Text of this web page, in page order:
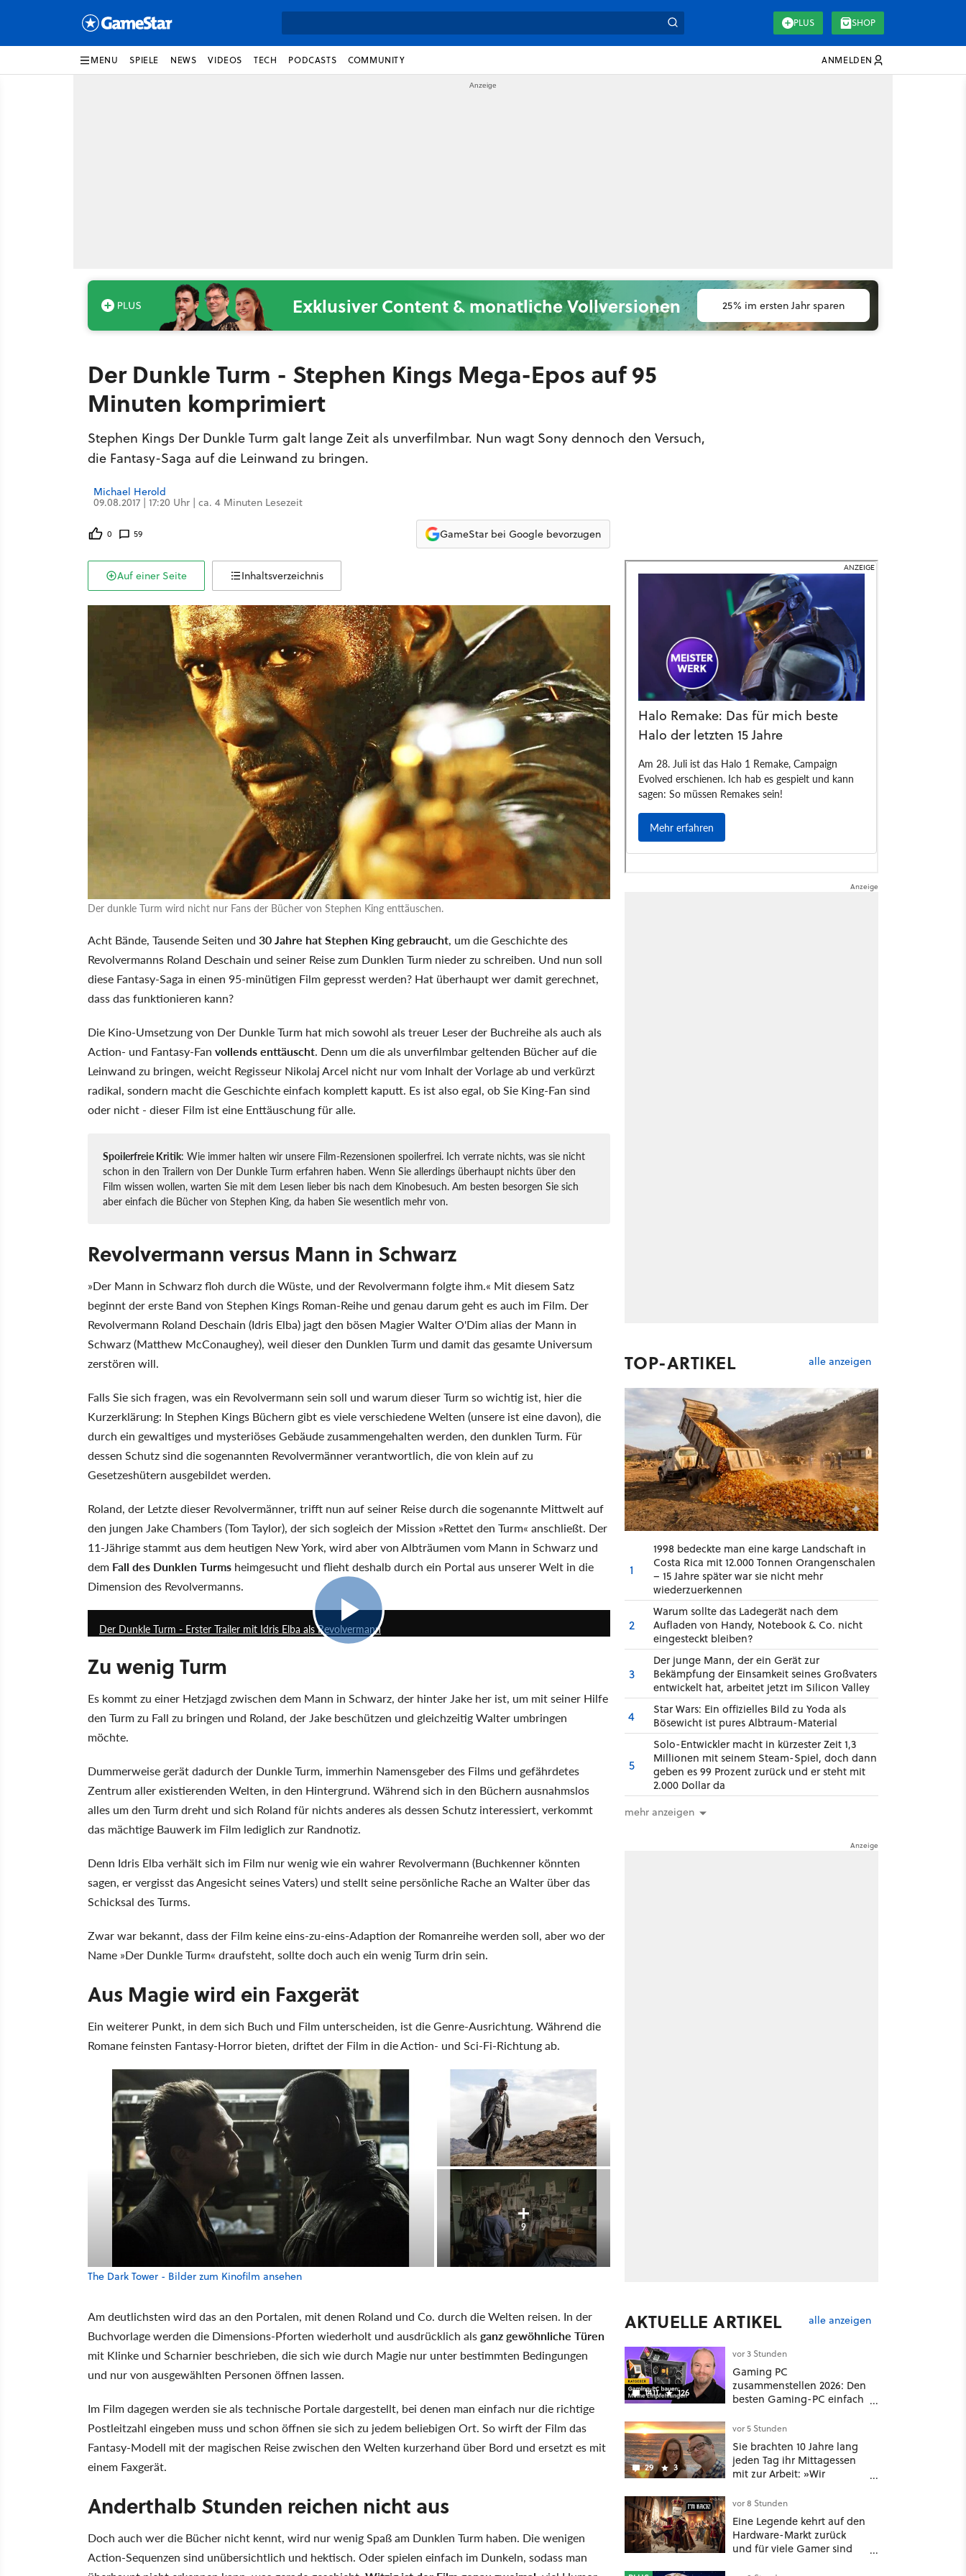
PLUS SHOP
MENU SPIELE NEWS VIDEOS TECH PODCASTS COMMUNITY ANMELDEN
Exklusiver Content & monatliche Vollversionen 25% im ersten Jahr sparen
Der Dunkle Turm - Stephen Kings Mega-Epos auf 95
Minuten komprimiert
Stephen Kings Der Dunkle Turm galt lange Zeit als unverfilmbar. Nun wagt Sony dennoch den Versuch,
die Fantasy-Saga auf die Leinwand zu bringen.
Michael Herold
09.08.2017 | 17:20 Uhr | ca. 4 Minuten Lesezeit
0 59 GameStar bei Google bevorzugen
Auf einer Seite Inhaltsverzeichnis
Der dunkle Turm wird nicht nur Fans der Bücher von Stephen King enttäuschen.
Acht Bände, Tausende Seiten und 30 Jahre hat Stephen King gebraucht, um die Geschichte des
Revolvermanns Roland Deschain und seiner Reise zum Dunklen Turm nieder zu schreiben. Und nun soll
diese Fantasy-Saga in einen 95-minütigen Film gepresst werden? Hat überhaupt wer damit gerechnet,
dass das funktionieren kann?
Die Kino-Umsetzung von Der Dunkle Turm hat mich sowohl als treuer Leser der Buchreihe als auch als
Action- und Fantasy-Fan vollends enttäuscht. Denn um die als unverfilmbar geltenden Bücher auf die
Leinwand zu bringen, weicht Regisseur Nikolaj Arcel nicht nur vom Inhalt der Vorlage ab und verkürzt
radikal, sondern macht die Geschichte einfach komplett kaputt. Es ist also egal, ob Sie King-Fan sind
oder nicht - dieser Film ist eine Enttäuschung für alle.
Spoilerfreie Kritik: Wie immer halten wir unsere Film-Rezensionen spoilerfrei. Ich verrate nichts, was sie nicht
schon in den Trailern von Der Dunkle Turm erfahren haben. Wenn Sie allerdings überhaupt nichts über den
Film wissen wollen, warten Sie mit dem Lesen lieber bis nach dem Kinobesuch. Am besten besorgen Sie sich
aber einfach die Bücher von Stephen King, da haben Sie wesentlich mehr von.
Revolvermann versus Mann in Schwarz
»Der Mann in Schwarz floh durch die Wüste, und der Revolvermann folgte ihm.« Mit diesem Satz
beginnt der erste Band von Stephen Kings Roman-Reihe und genau darum geht es auch im Film. Der
Revolvermann Roland Deschain (Idris Elba) jagt den bösen Magier Walter O'Dim alias der Mann in
Schwarz (Matthew McConaughey), weil dieser den Dunklen Turm und damit das gesamte Universum
zerstören will.
Falls Sie sich fragen, was ein Revolvermann sein soll und warum dieser Turm so wichtig ist, hier die
Kurzerklärung: In Stephen Kings Büchern gibt es viele verschiedene Welten (unsere ist eine davon), die
durch ein gewaltiges und mysteriöses Gebäude zusammengehalten werden, den dunklen Turm. Für
dessen Schutz sind die sogenannten Revolvermänner verantwortlich, die von klein auf zu
Gesetzeshütern ausgebildet werden.
Roland, der Letzte dieser Revolvermänner, trifft nun auf seiner Reise durch die sogenannte Mittwelt auf
den jungen Jake Chambers (Tom Taylor), der sich sogleich der Mission »Rettet den Turm« anschließt. Der
11-Jährige stammt aus dem heutigen New York, wird aber von Albträumen vom Mann in Schwarz und
dem Fall des Dunklen Turms heimgesucht und flieht deshalb durch ein Portal aus unserer Welt in die
Dimension des Revolvermanns.
Der Dunkle Turm - Erster Trailer mit Idris Elba als Revolvermann
Zu wenig Turm
Es kommt zu einer Hetzjagd zwischen dem Mann in Schwarz, der hinter Jake her ist, um mit seiner Hilfe
den Turm zu Fall zu bringen und Roland, der Jake beschützen und gleichzeitig Walter umbringen
möchte.
Dummerweise gerät dadurch der Dunkle Turm, immerhin Namensgeber des Films und gefährdetes
Zentrum aller existierenden Welten, in den Hintergrund. Während sich in den Büchern ausnahmslos
alles um den Turm dreht und sich Roland für nichts anderes als dessen Schutz interessiert, verkommt
das mächtige Bauwerk im Film lediglich zur Randnotiz.
Denn Idris Elba verhält sich im Film nur wenig wie ein wahrer Revolvermann (Buchkenner könnten
sagen, er vergisst das Angesicht seines Vaters) und stellt seine persönliche Rache an Walter über das
Schicksal des Turms.
Zwar war bekannt, dass der Film keine eins-zu-eins-Adaption der Romanreihe werden soll, aber wo der
Name »Der Dunkle Turm« draufsteht, sollte doch auch ein wenig Turm drin sein.
Aus Magie wird ein Faxgerät
Ein weiterer Punkt, in dem sich Buch und Film unterscheiden, ist die Genre-Ausrichtung. Während die
Romane feinsten Fantasy-Horror bieten, driftet der Film in die Action- und Sci-Fi-Richtung ab.
9
The Dark Tower - Bilder zum Kinofilm ansehen
Am deutlichsten wird das an den Portalen, mit denen Roland und Co. durch die Welten reisen. In der
Buchvorlage werden die Dimensions-Pforten wiederholt und ausdrücklich alsganz gewöhnliche Türen
mit Klinke und Scharnier beschrieben, die sich wie durch Magie nur unter bestimmten Bedingungen
und nur von ausgewählten Personen öffnen lassen.
Im Film dagegen werden sie als technische Portale dargestellt, bei denen man einfach nur die richtige
Postleitzahl eingeben muss und schon öffnen sie sich zu jedem beliebigen Ort. So wirft der Film das
Fantasy-Modell mit der magischen Reise zwischen den Welten kurzerhand über Bord und ersetzt es mit
einem Faxgerät.
Anderthalb Stunden reichen nicht aus
Doch auch wer die Bücher nicht kennt, wird nur wenig Spaß am Dunklen Turm haben. Die wenigen
Action-Sequenzen sind unübersichtlich und hektisch. Oder spielen einfach im Dunkeln, sodass man
TOP-ARTIKEL alle anzeigen
1
1998 bedeckte man eine karge Landschaft in
Costa Rica mit 12.000 Tonnen Orangenschalen
– 15 Jahre später war sie nicht mehr
wiederzuerkennen
2
Warum sollte das Ladegerät nach dem
Aufladen von Handy, Notebook & Co. nicht
eingesteckt bleiben?
3
Der junge Mann, der ein Gerät zur
Bekämpfung der Einsamkeit seines Großvaters
entwickelt hat, arbeitet jetzt im Silicon Valley
4
Star Wars: Ein offizielles Bild zu Yoda als
Bösewicht ist pures Albtraum-Material
5
Solo-Entwickler macht in kürzester Zeit 1,3
Millionen mit seinem Steam-Spiel, doch dann
geben es 99 Prozent zurück und er steht mit
2.000 Dollar da
mehr anzeigen
AKTUELLE ARTIKEL alle anzeigen
1411 126
vor 3 Stunden
Gaming PC
zusammenstellen 2026: Den
besten Gaming-PC einfach
29 3
vor 5 Stunden
Sie brachten 10 Jahre lang
jeden Tag ihr Mittagessen
mit zur Arbeit: »Wir
Rente gehen« – auch dank
Gamification [Best of
GameStar]
vor 8 Stunden
Eine Legende kehrt auf den
Hardware-Markt zurück
und für viele Gamer sind